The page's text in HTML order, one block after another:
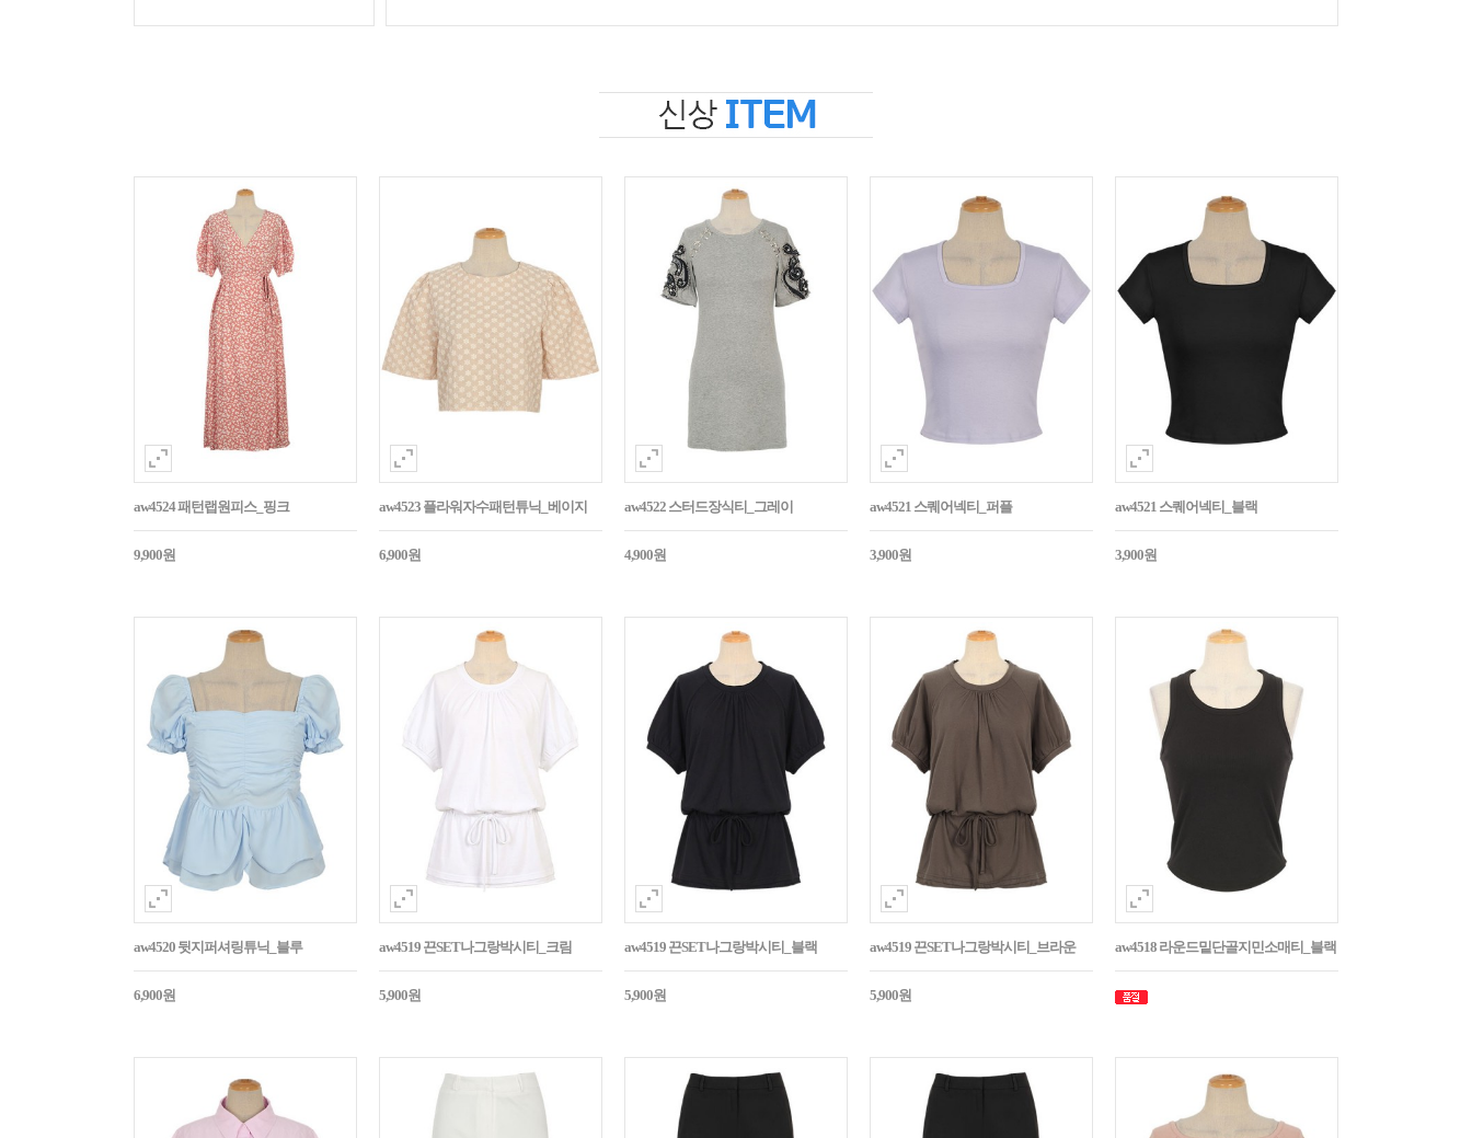
aw4524 패턴랩원피스_핑크
9,900원
aw4523 플라워자수패턴튜닉_베이지
6,900원
aw4522 스터드장식티_그레이
4,900원
aw4521 스퀘어넥티_퍼플
3,900원
aw4521 스퀘어넥티_블랙
3,900원
aw4520 뒷지퍼셔링튜닉_블루
6,900원
aw4519 끈SET나그랑박시티_크림
5,900원
aw4519 끈SET나그랑박시티_블랙
5,900원
aw4519 끈SET나그랑박시티_브라운
5,900원
aw4518 라운드밑단골지민소매티_블랙